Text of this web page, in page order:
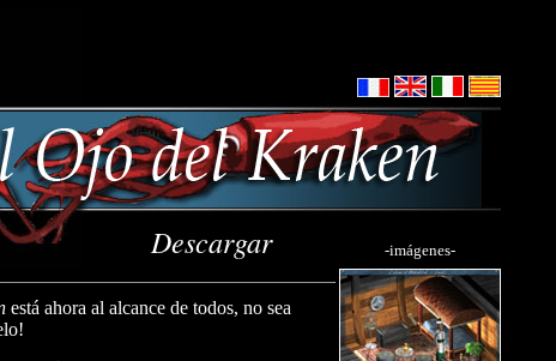
Descargar -imágenes-
está ahora al alcance de todos, no sea